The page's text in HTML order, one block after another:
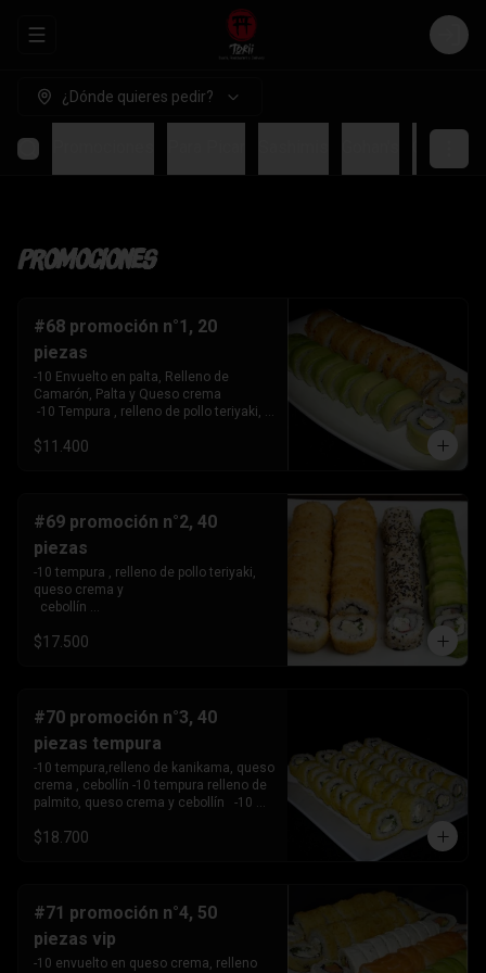
Abrir menu de navegación Login
¿Dónde quieres pedir?
Promociones
#68 promoción n°1, 20
piezas
-10 Envuelto en palta, Relleno de
Camarón, Palta y Queso crema
-10 Tempura , relleno de pollo teriyaki,
$11.400
#69 promoción n°2, 40
piezas
-10 tempura , relleno de pollo teriyaki,
queso crema y
  cebollín
crema y cebollín. -10 envuelto en palta,
kanikama, queso crema
   y cebollín .
$17.500
#70 promoción n°3, 40
piezas tempura
-10 tempura,relleno de kanikama, queso
crema , cebollín -10 tempura relleno de
palmito, queso crema y cebollín   -10
crema y
$18.700
#71 promoción n°4, 50
piezas vip
-10 envuelto en queso crema, relleno